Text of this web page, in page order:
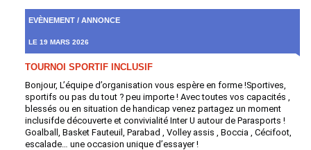
EVÈNEMENT / ANNONCE
LE 19 MARS 2026
TOURNOI SPORTIF INCLUSIF
Bonjour, L’équipe d’organisation vous espère en forme !Sportives,
sportifs ou pas du tout ? peu importe ! Avec toutes vos capacités ,
blessés ou en situation de handicap venez partagez un moment
inclusifde découverte et convivialité Inter U autour de Parasports !
Goalball, Basket Fauteuil, Parabad , Volley assis , Boccia , Cécifoot,
escalade… une occasion unique d’essayer !